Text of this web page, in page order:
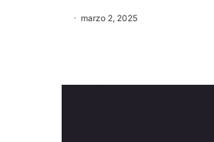
marzo 2, 2025